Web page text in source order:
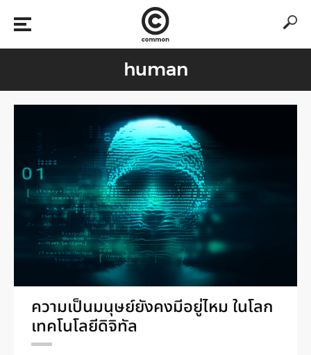
human
ความเป็นมนุษย์ยังคงมีอยู่ไหม ในโลก
เทคโนโลยีดิจิทัล